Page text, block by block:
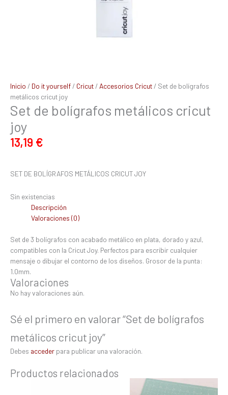
Inicio / Do it yourself / Cricut / Accesorios Cricut / Set de bolígrafos
metálicos cricut joy
Set de bolígrafos metálicos cricut
joy
13,19 €
SET DE BOLÍGRAFOS METÁLICOS CRICUT JOY
Sin existencias
Descripción
Valoraciones (0)
Set de 3 bolígrafos con acabado metálico en plata, dorado y azul,
compatibles con la Cricut Joy. Perfectos para escribir cualquier
mensaje o dibujar el contorno de los diseños. Grosor de la punta:
1.0mm.
Valoraciones
No hay valoraciones aún.
Sé el primero en valorar “Set de bolígrafos
metálicos cricut joy”
Debes acceder para publicar una valoración.
Productos relacionados